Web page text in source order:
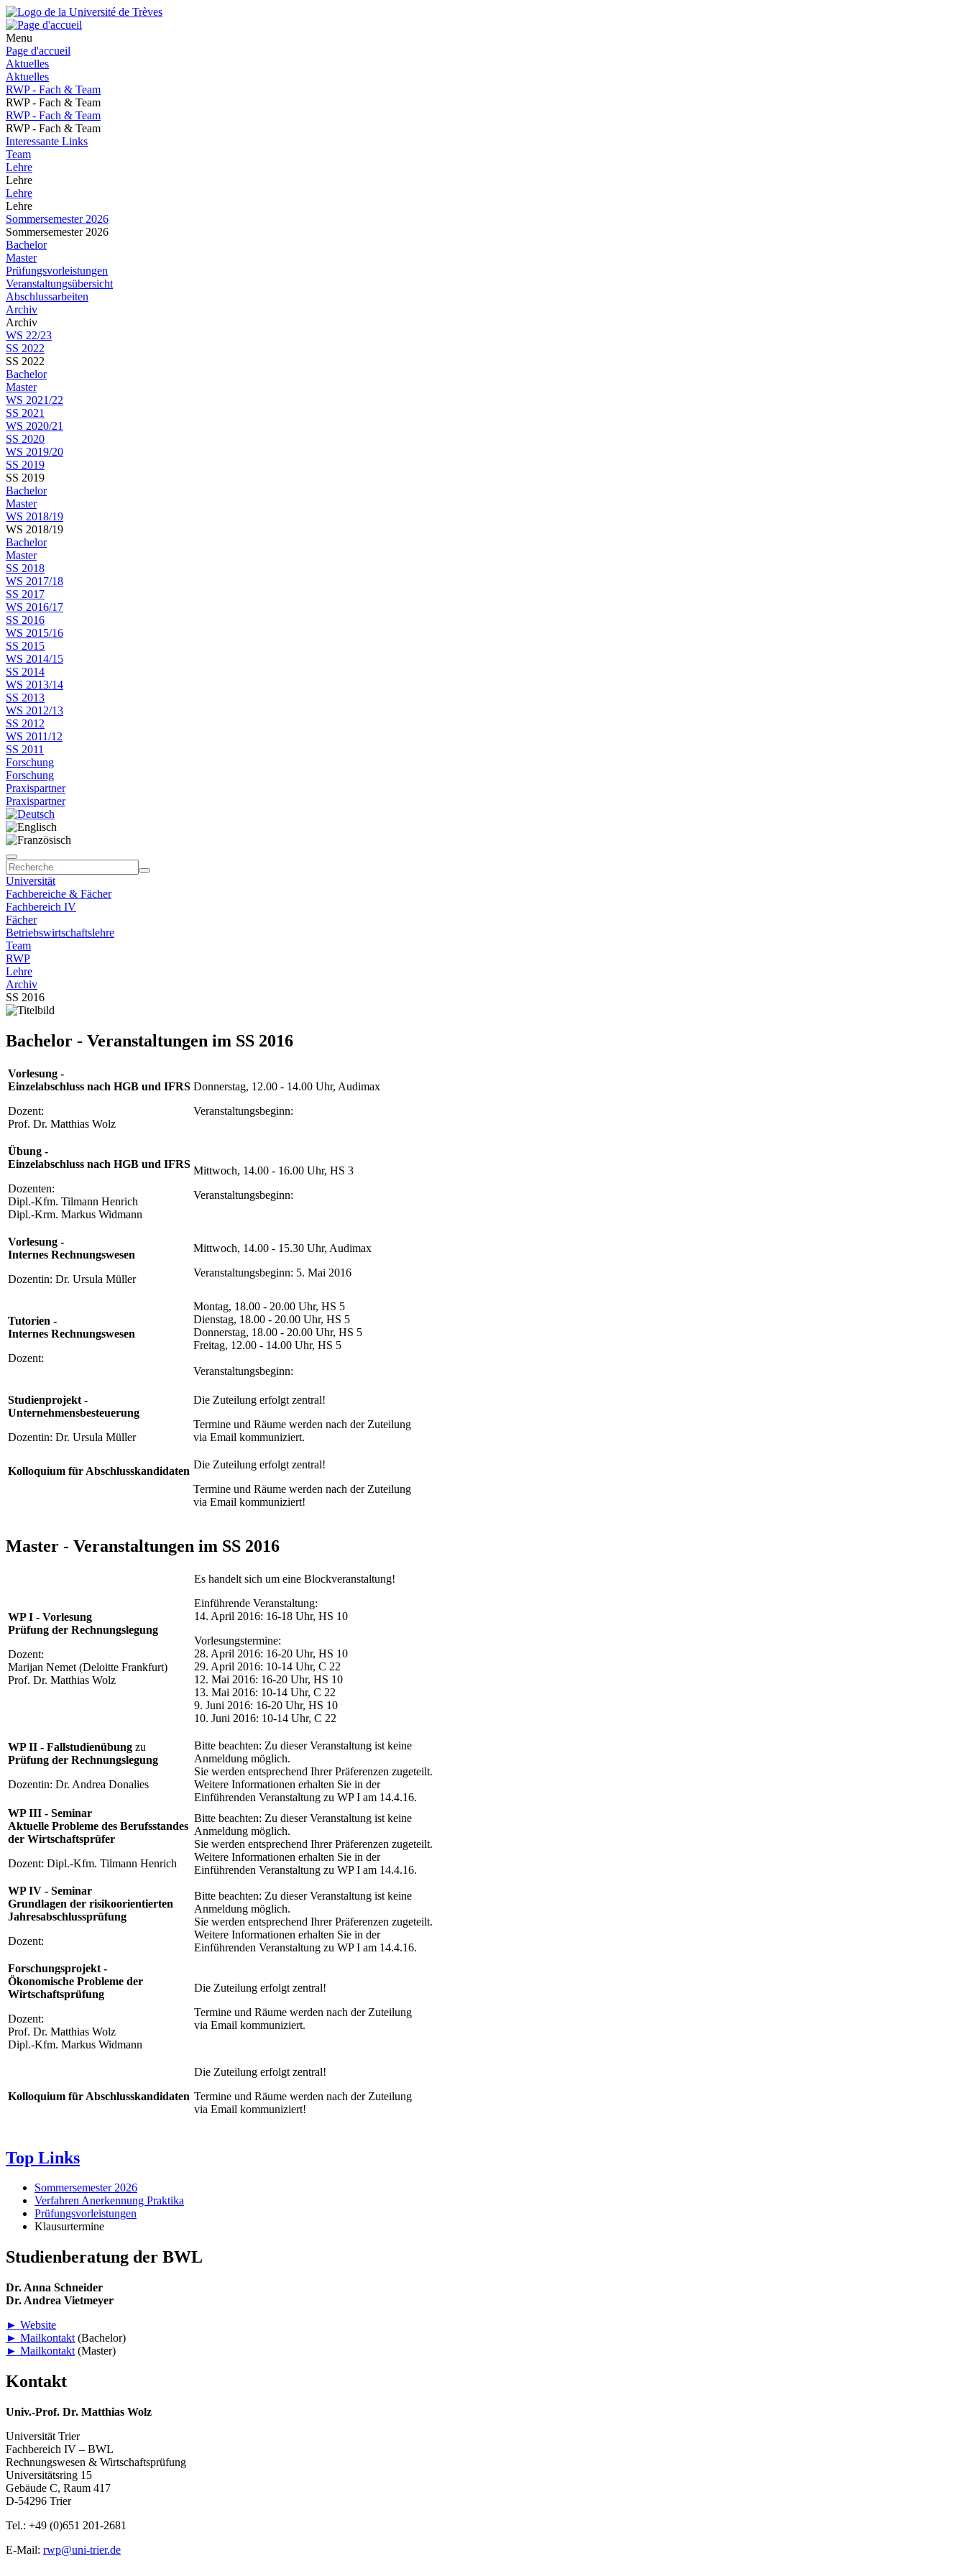
Menu
Page d'accueil
Aktuelles
Aktuelles
RWP - Fach & Team
RWP - Fach & Team
RWP - Fach & Team
RWP - Fach & Team
Interessante Links
Team
Lehre
Lehre
Lehre
Lehre
Sommersemester 2026
Sommersemester 2026
Bachelor
Master
Prüfungsvorleistungen
Veranstaltungsübersicht
Abschlussarbeiten
Archiv
Archiv
WS 22/23
SS 2022
SS 2022
Bachelor
Master
WS 2021/22
SS 2021
WS 2020/21
SS 2020
WS 2019/20
SS 2019
SS 2019
Bachelor
Master
WS 2018/19
WS 2018/19
Bachelor
Master
SS 2018
WS 2017/18
SS 2017
WS 2016/17
SS 2016
WS 2015/16
SS 2015
WS 2014/15
SS 2014
WS 2013/14
SS 2013
WS 2012/13
SS 2012
WS 2011/12
SS 2011
Forschung
Forschung
Praxispartner
Praxispartner
Universität
Fachbereiche & Fächer
Fachbereich IV
Fächer
Betriebswirtschaftslehre
Team
RWP
Lehre
Archiv
SS 2016
Bachelor - Veranstaltungen im SS 2016
Vorlesung -
Einzelabschluss nach HGB und IFRS
Dozent:
Prof. Dr. Matthias Wolz
Donnerstag, 12.00 - 14.00 Uhr, Audimax
Veranstaltungsbeginn:
Übung -
Einzelabschluss nach HGB und IFRS
Dozenten:
Dipl.-Kfm. Tilmann Henrich
Dipl.-Krm. Markus Widmann
Mittwoch, 14.00 - 16.00 Uhr, HS 3
Veranstaltungsbeginn:
Vorlesung -
Internes Rechnungswesen
Dozentin: Dr. Ursula Müller
Mittwoch, 14.00 - 15.30 Uhr, Audimax
Veranstaltungsbeginn: 5. Mai 2016
Tutorien -
Internes Rechnungswesen
Dozent:
Montag, 18.00 - 20.00 Uhr, HS 5
Dienstag, 18.00 - 20.00 Uhr, HS 5
Donnerstag, 18.00 - 20.00 Uhr, HS 5
Freitag, 12.00 - 14.00 Uhr, HS 5
Veranstaltungsbeginn:
Studienprojekt -
Unternehmensbesteuerung
Dozentin: Dr. Ursula Müller
Die Zuteilung erfolgt zentral!
Termine und Räume werden nach der Zuteilung
via Email kommuniziert.
Kolloquium für Abschlusskandidaten
Die Zuteilung erfolgt zentral!
Termine und Räume werden nach der Zuteilung
via Email kommuniziert!
Master - Veranstaltungen im SS 2016
WP I - Vorlesung
Prüfung der Rechnungslegung
Dozent:
Marijan Nemet (Deloitte Frankfurt)
Prof. Dr. Matthias Wolz
Es handelt sich um eine Blockveranstaltung!
Einführende Veranstaltung:
14. April 2016: 16-18 Uhr, HS 10
Vorlesungstermine:
28. April 2016: 16-20 Uhr, HS 10
29. April 2016: 10-14 Uhr, C 22
12. Mai 2016: 16-20 Uhr, HS 10
13. Mai 2016: 10-14 Uhr, C 22
9. Juni 2016: 16-20 Uhr, HS 10
10. Juni 2016: 10-14 Uhr, C 22
WP II - Fallstudienübung zu
Prüfung der Rechnungslegung
Dozentin: Dr. Andrea Donalies
Bitte beachten: Zu dieser Veranstaltung ist keine
Anmeldung möglich.
Sie werden entsprechend Ihrer Präferenzen zugeteilt.
Weitere Informationen erhalten Sie in der
Einführenden Veranstaltung zu WP I am 14.4.16.
WP III - Seminar
Aktuelle Probleme des Berufsstandes
der Wirtschaftsprüfer
Dozent: Dipl.-Kfm. Tilmann Henrich
Bitte beachten: Zu dieser Veranstaltung ist keine
Anmeldung möglich.
Sie werden entsprechend Ihrer Präferenzen zugeteilt.
Weitere Informationen erhalten Sie in der
Einführenden Veranstaltung zu WP I am 14.4.16.
WP IV - Seminar
Grundlagen der risikoorientierten
Jahresabschlussprüfung
Dozent:
Bitte beachten: Zu dieser Veranstaltung ist keine
Anmeldung möglich.
Sie werden entsprechend Ihrer Präferenzen zugeteilt.
Weitere Informationen erhalten Sie in der
Einführenden Veranstaltung zu WP I am 14.4.16.
Forschungsprojekt -
Ökonomische Probleme der
Wirtschaftsprüfung
Dozent:
Prof. Dr. Matthias Wolz
Dipl.-Kfm. Markus Widmann
Die Zuteilung erfolgt zentral!
Termine und Räume werden nach der Zuteilung
via Email kommuniziert.
Kolloquium für Abschlusskandidaten
Die Zuteilung erfolgt zentral!
Termine und Räume werden nach der Zuteilung
via Email kommuniziert!
Top Links
Sommersemester 2026
Verfahren Anerkennung Praktika
Prüfungsvorleistungen
Klausurtermine
Studienberatung der BWL
Dr. Anna Schneider
Dr. Andrea Vietmeyer
► Website
► Mailkontakt (Bachelor)
► Mailkontakt (Master)
Kontakt
Univ.-Prof. Dr. Matthias Wolz
Universität Trier
Fachbereich IV – BWL
Rechnungswesen & Wirtschaftsprüfung
Universitätsring 15
Gebäude C, Raum 417
D-54296 Trier
Tel.: +49 (0)651 201-2681
E-Mail: rwp@uni-trier.de